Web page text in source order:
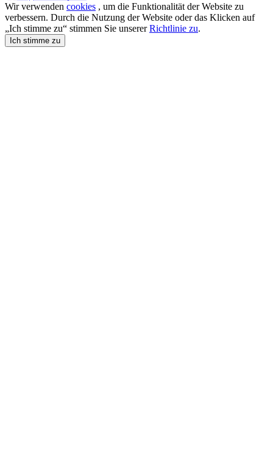
Wir verwenden cookies , um die Funktionalität der Website zu
verbessern. Durch die Nutzung der Website oder das Klicken auf
„Ich stimme zu“ stimmen Sie unsererRichtlinie zu.
Ich stimme zu